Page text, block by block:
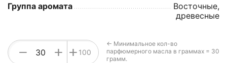
Группа аромата
Восточные,
древесные
+ 100
+
−
← Минимальное кол-во
парфюмерного масла в граммах = 30
грамм.